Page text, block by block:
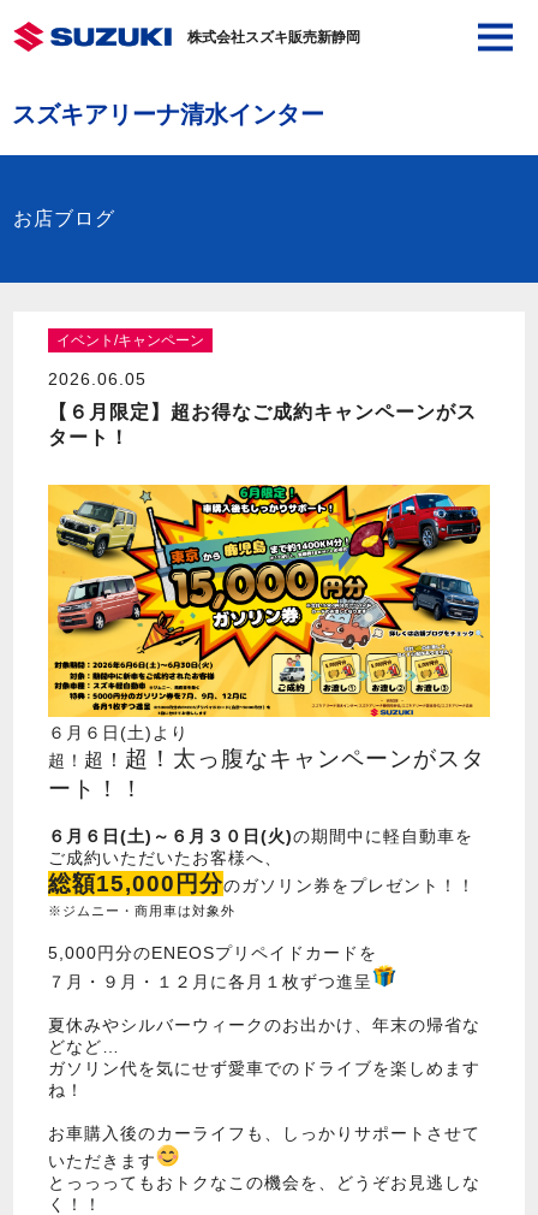
株式会社スズキ販売新静岡
スズキアリーナ清水インター
お店ブログ
イベント/キャンペーン
2026.06.05
【６月限定】超お得なご成約キャンペーンがス
タート！
６月６日(土)より
超！ 超！ 超！太っ腹なキャンペーンがスタ
ート！！
６月６日(土)～６月３０日(火)の期間中に軽自動車を
ご成約いただいたお客様へ、
総額15,000円分のガソリン券をプレゼント！！
※ジムニー・商用車は対象外
5,000円分のENEOSプリペイドカードを
７月・９月・１２月に各月１枚ずつ進呈
夏休みやシルバーウィークのお出かけ、年末の帰省な
どなど…
ガソリン代を気にせず愛車でのドライブを楽しめます
ね！
お車購入後のカーライフも、しっかりサポートさせて
いただきます
とっっってもおトクなこの機会を、どうぞお見逃しな
く！！